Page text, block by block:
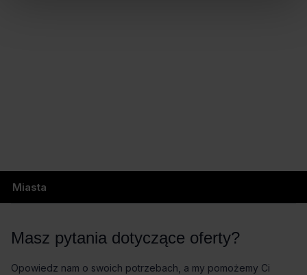
Miasta
Masz pytania dotyczące oferty?
Opowiedz nam o swoich potrzebach, a my pomożemy Ci